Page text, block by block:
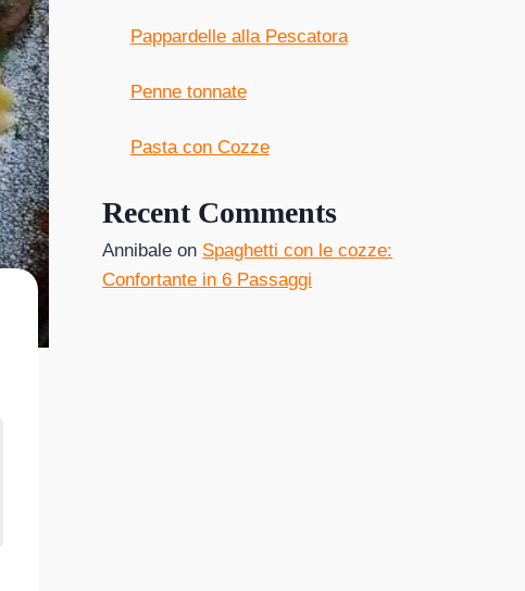
Pappardelle alla Pescatora
Penne tonnate
Pasta con Cozze
Recent Comments
Annibale on Spaghetti con le cozze:
Confortante in 6 Passaggi